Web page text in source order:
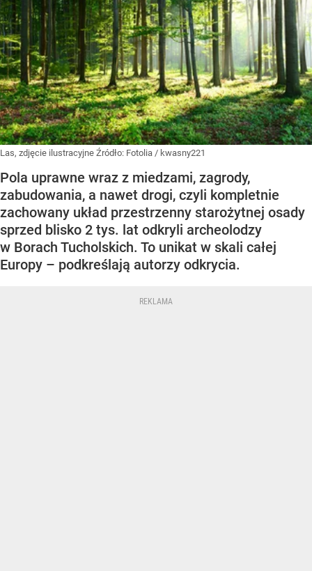
Las, zdjęcie ilustracyjne Źródło: Fotolia / kwasny221
Pola uprawne wraz z miedzami, zagrody,
zabudowania, a nawet drogi, czyli kompletnie
zachowany układ przestrzenny starożytnej osady
sprzed blisko 2 tys. lat odkryli archeolodzy
w Borach Tucholskich. To unikat w skali całej
Europy – podkreślają autorzy odkrycia.